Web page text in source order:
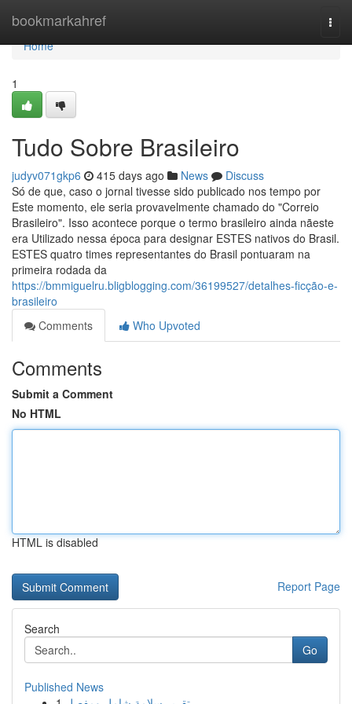
bookmarkahref
Home
Home
1
Tudo Sobre Brasileiro
judyv071gkp6 415 days ago News
Discuss
Só de que, caso o jornal tivesse sido publicado nos tempo por
Este momento, ele seria provavelmente chamado do "Correio
Brasileiro". Isso acontece porque o termo brasileiro ainda nãeste
era Utilizado nessa época para designar ESTES nativos do Brasil.
ESTES quatro times representantes do Brasil pontuaram na
primeira rodada da
https://bmmiguelru.bligblogging.com/36199527/detalhes-ficção-e-
brasileiro
Comments
Who Upvoted
Comments
Submit a Comment
No HTML
HTML is disabled
Report Page
Search
Go
Published News